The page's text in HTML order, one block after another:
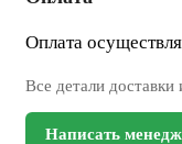
Оплата
Все детали
Написать